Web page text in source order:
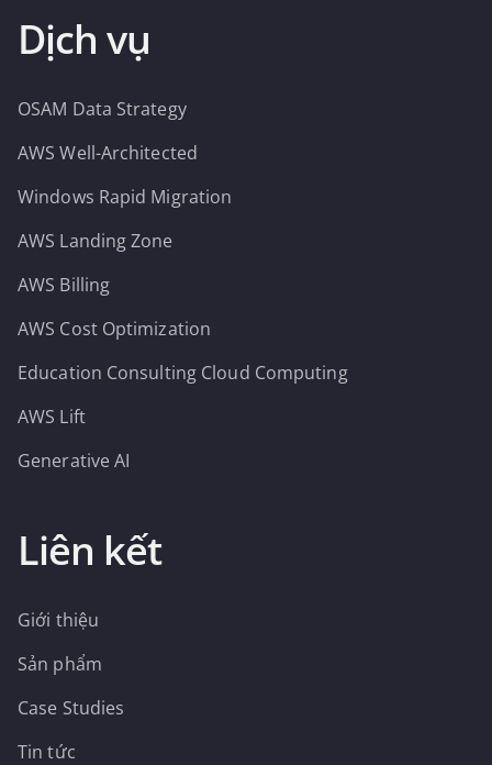
Dịch vụ
OSAM Data Strategy
AWS Well-Architected
Windows Rapid Migration
AWS Landing Zone
AWS Billing
AWS Cost Optimization
Education Consulting Cloud Computing
AWS Lift
Generative AI
Liên kết
Giới thiệu
Sản phẩm
Case Studies
Tin tức